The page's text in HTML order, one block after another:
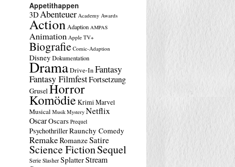
Appetithappen
3DAbenteuer Academy Awards
Action Adaption AMPAS
Animation Apple TV+
Biografie Comic-Adaption
Disney Dokumentation
DramaDrive-InFantasy
Fantasy FilmfestFortsetzung
GruselHorror
Komödie KrimiMarvel
Musical Musik Mystery Netflix
OscarOscars Prequel
PsychothrillerRaunchy Comedy
RemakeRomanzeSatire
Science FictionSequel
Serie Slasher SplatterStream